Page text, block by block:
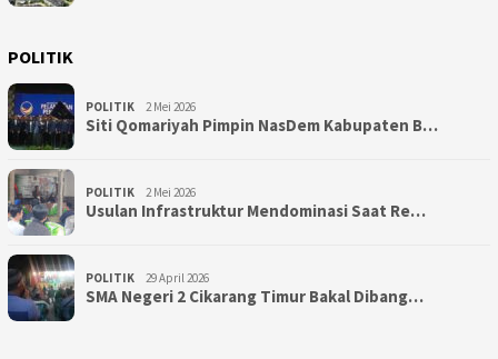
POLITIK
POLITIK 2 Mei 2026
Siti Qomariyah Pimpin NasDem Kabupaten B…
POLITIK 2 Mei 2026
Usulan Infrastruktur Mendominasi Saat Re…
POLITIK 29 April 2026
SMA Negeri 2 Cikarang Timur Bakal Dibang…